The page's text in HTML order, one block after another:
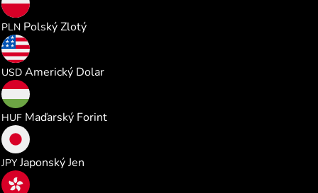
PLN Polský Zlotý
USD Americký Dolar
HUF Maďarský Forint
JPY Japonský Jen